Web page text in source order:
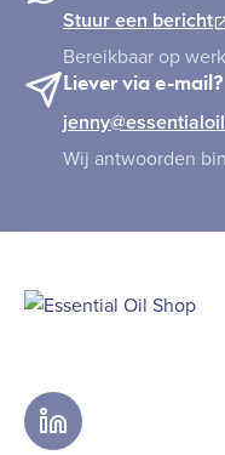
Stuur een bericht
Bereikbaar op
Liever via e-mail?
Wij antwoorden
linkedin